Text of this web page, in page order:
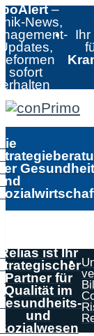
–
News,
sofort
erhalten
Ihr
ist Ihr
Partner für
Qualität im
und